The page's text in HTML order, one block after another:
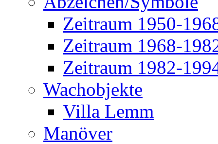
Zeitraum 1950-
Zeitraum 1968-
Zeitraum 1982-
Wachobjekte
Villa Lemm
Manöver